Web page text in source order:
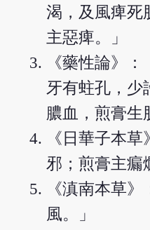
渴，及風痺死
主惡痺。」
《藥性論》
牙有蛀孔，少
膿血，煎膏生
《日華子本
邪；煎膏主瘺
《滇南本草
風。」